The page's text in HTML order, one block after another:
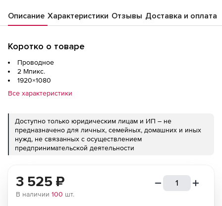
Описание Характеристики Отзывы Доставка и оплата
Коротко о товаре
Проводное
2 Мпикс.
1920×1080
Все характеристики
Доступно только юридическим лицам и ИП – не
предназначено для личных, семейных, домашних и иных
нужд, не связанных с осуществлением
предпринимательской деятельности
3 525 ₽
В наличии 100 шт.